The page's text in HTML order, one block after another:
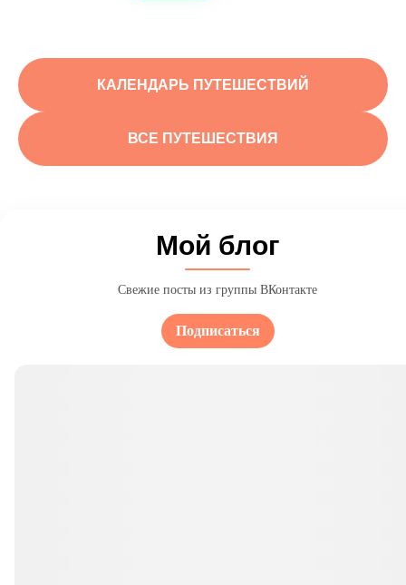
КАЛЕНДАРЬ ПУТЕШЕСТВИЙ
ВСЕ ПУТЕШЕСТВИЯ
Мой блог
Свежие посты из группы ВКонтакте
Подписаться